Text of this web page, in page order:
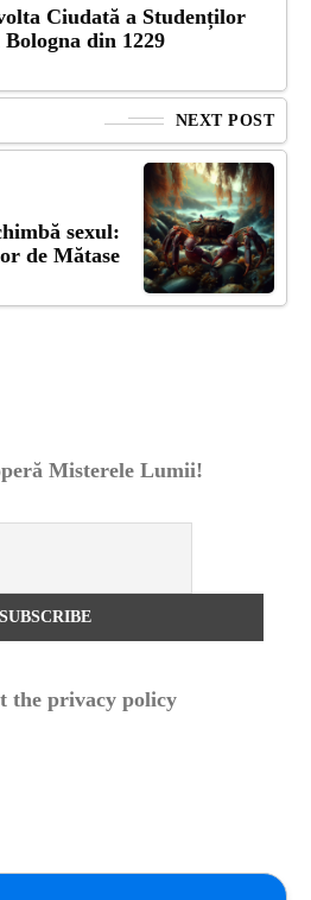
Ciudată a Studenților
din 1229
NEXT POST
sexul:
de Mătase
Misterele Lumii!
the privacy policy